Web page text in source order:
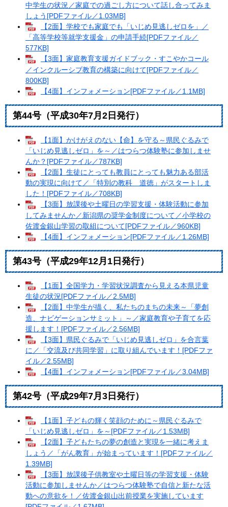
中学生の状況／家庭での過ごし方について話し合ってみま
しょう[PDFファイル／1.03MB]
【2面】学校でも家庭でも「いじめ見逃しゼロを」／
「高等学校等就学支援金」の申請手続[PDFファイル／
577KB]
【3面】家庭教育支援ガイドブック・すこやかコール
／インクルーシブ教育の構築に向けて[PDFファイル／
800KB]
【4面】インフォメーション[PDFファイル／1.1MB]
第44号（平成30年7月2日発行）
【1面】かけがえのない【命】を守る～県民ぐるみで
「いじめ見逃しゼロ」を～／はつらつ体験塾に参加しませ
んか？[PDFファイル／787KB]
【2面】生徒にとっても教員にとっても魅力ある部活
動の実現に向けて／「特別の教科 道徳」がスタートしま
した！[PDFファイル／708KB]
【3面】放課後や土曜日の学習支援・体験活動に参加
してみませんか／新潟県の奨学金制度について／小学校の
佐渡金銀山学習の取組について[PDFファイル／960KB]
【4面】インフォメーション[PDFファイル／1.26MB]
第43号（平成29年12月1日発行）
【1面】全国学力・学習状況調査から見える本県児童
生徒の状況[PDFファイル／2.5MB]
【2面】中学生が描く、私たちのまちの未来～「夢創
造、ナビゲーションサミット」～／家庭教育や子育てを応
援します！[PDFファイル／2.56MB]
【3面】県民ぐるみで「いじめ見逃しゼロ」を合言葉
に／「交流及び共同学習」に取り組んでいます！[PDFファ
イル／2.55MB]
【4面】インフォメーション[PDFファイル／3.04MB]
第42号（平成29年7月3日発行）
【1面】子どもの輝く笑顔のために～県民ぐるみで
「いじめ見逃しゼロ」を～[PDFファイル／1.53MB]
【2面】子どもたちの夢の創造と実現を一緒に考えま
しょう／「がん教育」が始まっています！[PDFファイル／
1.39MB]
【3面】放課後子供教室や土曜日等の学習支援・体験
活動に参加しませんか／はつらつ体験塾で自信と新たな活
動への意欲を！／佐渡金銀山出前授業を実施しています